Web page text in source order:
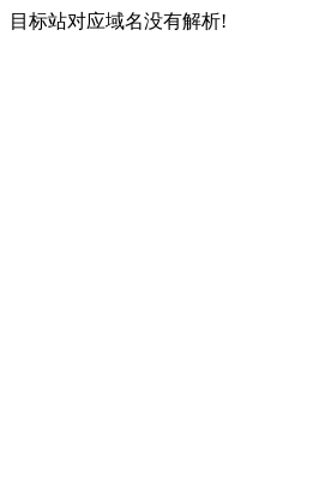
目标站对应域名没有解析!